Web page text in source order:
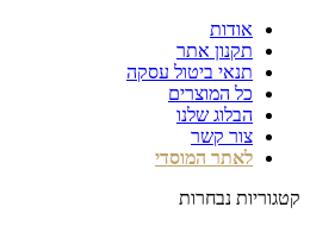
אודות
תקנון אתר
תנאי ביטול עסקה
כל המוצרים
הבלוג שלנו
צור קשר
לאתר המוסדי
קטגוריות נבחרות